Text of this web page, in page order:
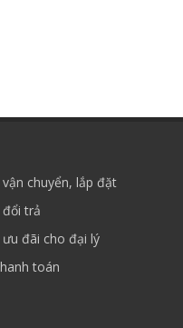
vận chuyển, lắp đặt
đổi trả
ưu đãi cho đại lý
toán